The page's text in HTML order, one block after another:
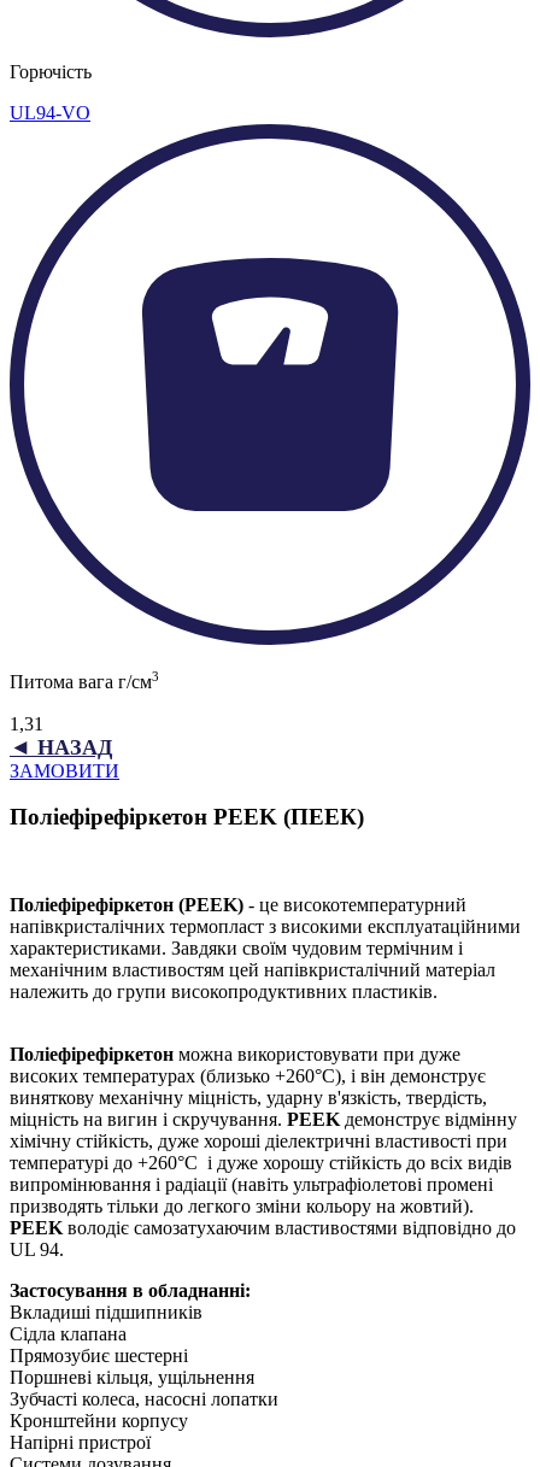
Горючість
UL94-VO
Питома вага г/см3
1,31
◄ НАЗАД
ЗАМОВИТИ
Поліефірефіркетон PEEK (ПЕЕК)
Поліефірефіркетон (PEEK) - це високотемпературний
напівкристалічних термопласт з високими експлуатаційними
характеристиками. Завдяки своїм чудовим термічним і
механічним властивостям цей напівкристалічний матеріал
належить до групи високопродуктивних пластиків.
Поліефірефіркетон можна використовувати при дуже
високих температурах (близько +260°C), і він демонструє
виняткову механічну міцність, ударну в'язкість, твердість,
міцність на вигин і скручування. PEEK демонструє відмінну
хімічну стійкість, дуже хороші діелектричні властивості при
температурі до +260°C і дуже хорошу стійкість до всіх видів
випромінювання і радіації (навіть ультрафіолетові промені
призводять тільки до легкого зміни кольору на жовтий).
PEEK володіє самозатухаючим властивостями відповідно до
UL 94.
Застосування в обладнанні:
Вкладиші підшипників
Сідла клапана
Прямозубиє шестерні
Поршневі кільця, ущільнення
Зубчасті колеса, насосні лопатки
Кронштейни корпусу
Напірні пристрої